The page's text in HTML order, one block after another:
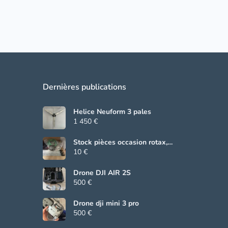
Dernières publications
Helice Neuform 3 pales
1 450 €
Stock pièces occasion rotax,
Beringer, grs
10 €
Drone DJI AIR 2S
500 €
Drone dji mini 3 pro
500 €